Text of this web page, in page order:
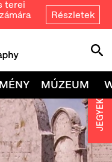
terei
Részletek
MÚZEUM
JEGYEK